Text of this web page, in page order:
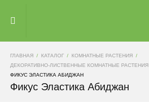
ГЛАВНАЯ КАТАЛОГ
КОМНАТНЫЕ РАСТЕНИЯ
ДЕКОРАТИВНО-ЛИСТВЕННЫЕ КОМНАТНЫЕ РАСТЕНИЯ
ФИКУС ЭЛАСТИКА АБИДЖАН
Фикус Эластика Абиджан